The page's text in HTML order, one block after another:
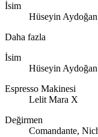
İsim
Hüseyin
Daha fazla
İsim
Hüseyin
Espresso Makinesi
Lelit Mara X
Değirmen
Comandante,